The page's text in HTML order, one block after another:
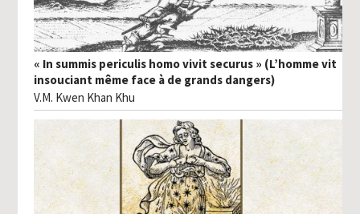
« In summis periculis homo vivit securus » (L’homme vit
insouciant même face à de grands dangers)
V.M. Kwen Khan Khu